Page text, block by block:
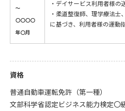
～
〇〇〇〇
年〇月
・デイサービス利用者様の
・柔道整復師、理学療法士
に基づき、利用者様の運動
資格
普通自動車運転免許（第一種）
文部科学省認定ビジネス能力検定〇